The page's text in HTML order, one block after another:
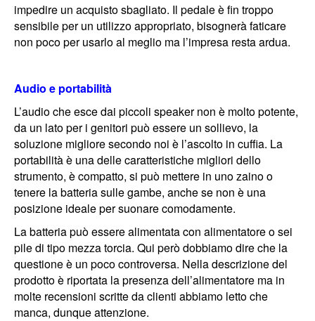
impedire un acquisto sbagliato. Il pedale è fin troppo
sensibile per un utilizzo appropriato, bisognerà faticare
non poco per usarlo al meglio ma l’impresa resta ardua.
Audio e portabilità
L’audio che esce dai piccoli speaker non è molto potente,
da un lato per i genitori può essere un sollievo, la
soluzione migliore secondo noi è l’ascolto in cuffia. La
portabilità è una delle caratteristiche migliori dello
strumento, è compatto, si può mettere in uno zaino o
tenere la batteria sulle gambe, anche se non è una
posizione ideale per suonare comodamente.
La batteria può essere alimentata con alimentatore o sei
pile di tipo mezza torcia. Qui però dobbiamo dire che la
questione è un poco controversa. Nella descrizione del
prodotto è riportata la presenza dell’alimentatore ma in
molte recensioni scritte da clienti abbiamo letto che
manca, dunque attenzione.